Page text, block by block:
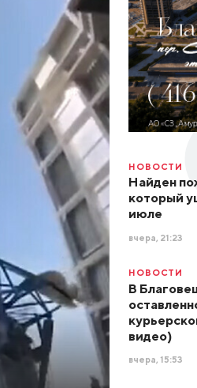
НОВОСТИ
Найден
который
июле
вчера, 21:23
НОВОСТИ
В
видео)
вчера, 15:53